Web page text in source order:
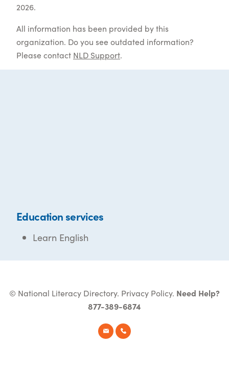
2026.
All information has been provided by this
organization. Do you see outdated information?
Please contact NLD Support.
Education services
Learn English
© National Literacy Directory. Privacy Policy. Need Help?
877-389-6874